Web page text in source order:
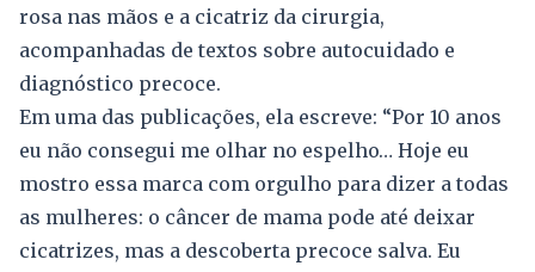
rosa nas mãos e a cicatriz da cirurgia,
acompanhadas de textos sobre autocuidado e
diagnóstico precoce.
Em uma das publicações, ela escreve: “Por 10 anos
eu não consegui me olhar no espelho… Hoje eu
mostro essa marca com orgulho para dizer a todas
as mulheres: o câncer de mama pode até deixar
cicatrizes, mas a descoberta precoce salva. Eu